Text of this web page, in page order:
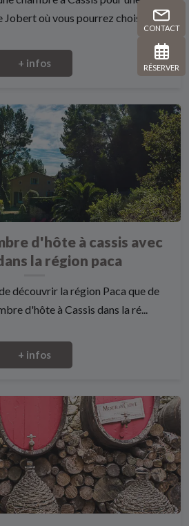
CONTACT
RÉSERVER
où vous pourrez choisi...
+ infos
d'hôte à cassis avec
la région paca
découvrir la région Paca que de
d'hôte à Cassis dans la ré...
+ infos